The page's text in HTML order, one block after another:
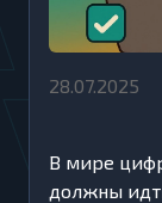
28.07.2025
В мире
должны